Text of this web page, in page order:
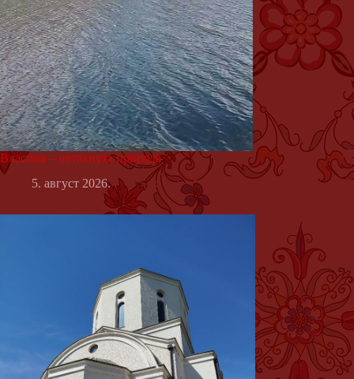
Власина – нетакнута природа
5. август 2026.